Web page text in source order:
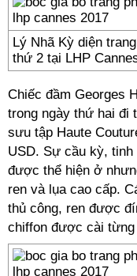
Lý Nhã Kỳ diện
thứ 2 tại LHP
Chiếc đầm Georges
trong ngày thứ hai đi
sưu tập Haute
USD. Sự cầu kỳ,
được thể hiện ở
ren và lụa cao cấp.
thủ công, ren được
chiffon được cài